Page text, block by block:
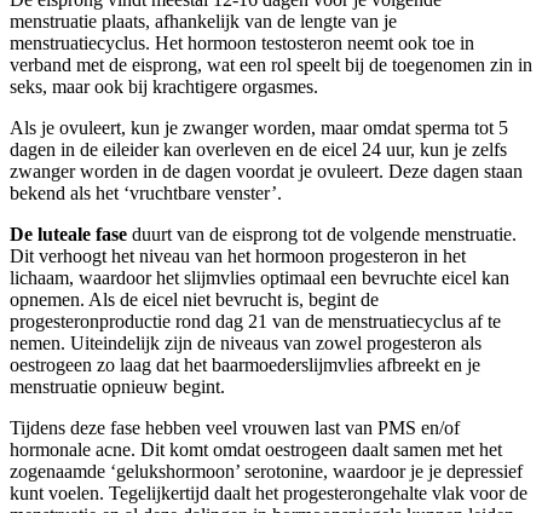
menstruatie plaats, afhankelijk van de lengte van je
menstruatiecyclus. Het hormoon testosteron neemt ook toe in
verband met de eisprong, wat een rol speelt bij de toegenomen zin in
seks, maar ook bij krachtigere orgasmes.
Als je ovuleert, kun je zwanger worden, maar omdat sperma tot 5
dagen in de eileider kan overleven en de eicel 24 uur, kun je zelfs
zwanger worden in de dagen voordat je ovuleert. Deze dagen staan
bekend als het ‘vruchtbare venster’.
De luteale fase duurt van de eisprong tot de volgende menstruatie.
Dit verhoogt het niveau van het hormoon progesteron in het
lichaam, waardoor het slijmvlies optimaal een bevruchte eicel kan
opnemen. Als de eicel niet bevrucht is, begint de
progesteronproductie rond dag 21 van de menstruatiecyclus af te
nemen. Uiteindelijk zijn de niveaus van zowel progesteron als
oestrogeen zo laag dat het baarmoederslijmvlies afbreekt en je
menstruatie opnieuw begint.
Tijdens deze fase hebben veel vrouwen last van PMS en/of
hormonale acne. Dit komt omdat oestrogeen daalt samen met het
zogenaamde ‘gelukshormoon’ serotonine, waardoor je je depressief
kunt voelen. Tegelijkertijd daalt het progesterongehalte vlak voor de